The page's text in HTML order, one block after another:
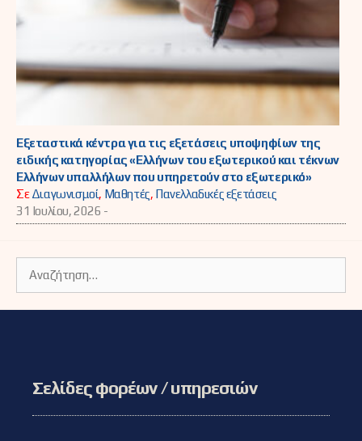
Εξεταστικά κέντρα για τις εξετάσεις υποψηφίων της
ειδικής κατηγορίας «Ελλήνων του εξωτερικού και τέκνων
Ελλήνων υπαλλήλων που υπηρετούν στο εξωτερικό»
ΣεΔιαγωνισμοί, Μαθητές, Πανελλαδικές εξετάσεις
31 Ιουλίου, 2026 -
για:
Σελίδες φορέων / υπηρεσιών